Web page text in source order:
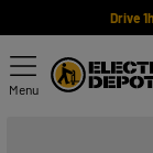
Drive
Menu